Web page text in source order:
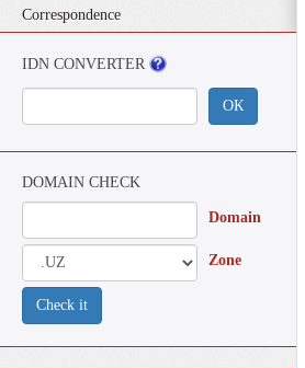
Correspondence
IDN CONVERTER
ОК
DOMAIN CHECK
Domain
Zone
Check it